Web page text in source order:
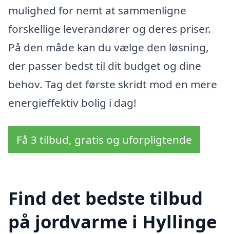
mulighed for nemt at sammenligne
forskellige leverandører og deres priser.
På den måde kan du vælge den løsning,
der passer bedst til dit budget og dine
behov. Tag det første skridt mod en mere
energieffektiv bolig i dag!
Få 3 tilbud, gratis og uforpligtende
Find det bedste tilbud
på jordvarme i Hyllinge